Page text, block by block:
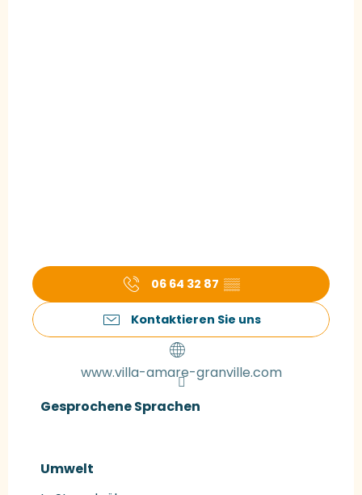
06 64 32 87 ▒▒
Kontaktieren Sie uns
www.villa-amare-granville.com
Gesprochene Sprachen
Gesprochene Sprachen
Umwelt
Umwelt